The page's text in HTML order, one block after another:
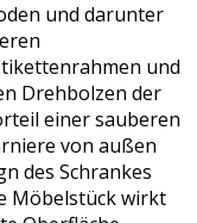
und darunter
und
Drehbolzen der
einer sauberen
von außen
des Schrankes
Möbelstück wirkt